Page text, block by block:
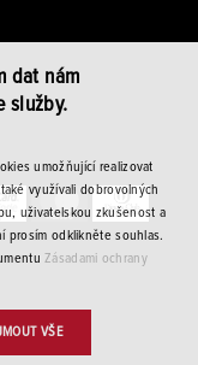
dat nám
služby.
umožňující realizovat
využívali dobrovolných
uživatelskou zkušenost a
prosím odklikněte souhlas.
Zásadami ochrany
VŠE